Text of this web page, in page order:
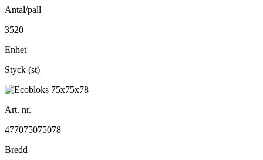
Antal/pall
3520
Enhet
Styck (st)
Art. nr.
477075075078
Bredd